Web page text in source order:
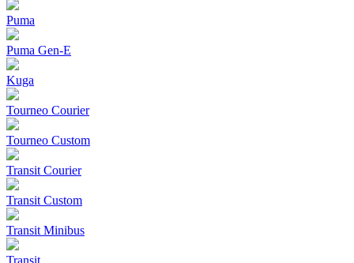
Puma
Puma Gen‑E
Kuga
Tourneo Courier
Tourneo Custom
Transit Courier
Transit Custom
Transit Minibus
Transit